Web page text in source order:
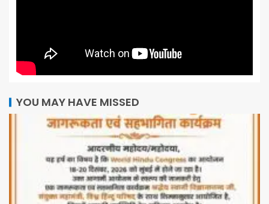
YOU MAY HAVE MISSED